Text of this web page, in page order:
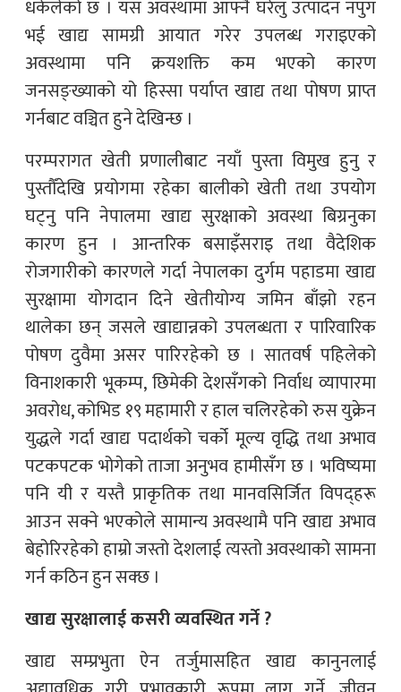
धकेलेको छ । यस अवस्थामा आफ्नै घरेलु उत्पादन नपुग
भई खाद्य सामग्री आयात गरेर उपलब्ध गराइएको
अवस्थामा पनि क्रयशक्ति कम भएको कारण
जनसङ्ख्याको यो हिस्सा पर्याप्त खाद्य तथा पोषण प्राप्त
गर्नबाट वञ्चित हुने देखिन्छ ।
परम्परागत खेती प्रणालीबाट नयाँ पुस्ता विमुख हुनु र
पुस्तौँदेखि प्रयोगमा रहेका बालीको खेती तथा उपयोग
घट्नु पनि नेपालमा खाद्य सुरक्षाको अवस्था बिग्रनुका
कारण हुन । आन्तरिक बसाइँसराइ तथा वैदेशिक
रोजगारीको कारणले गर्दा नेपालका दुर्गम पहाडमा खाद्य
सुरक्षामा योगदान दिने खेतीयोग्य जमिन बाँझो रहन
थालेका छन् जसले खाद्यान्नको उपलब्धता र पारिवारिक
पोषण दुवैमा असर पारिरहेको छ । सातवर्ष पहिलेको
विनाशकारी भूकम्प, छिमेकी देशसँगको निर्वाध व्यापारमा
अवरोध, कोभिड १९ महामारी र हाल चलिरहेको रुस युक्रेन
युद्धले गर्दा खाद्य पदार्थको चर्को मूल्य वृद्धि तथा अभाव
पटकपटक भोगेको ताजा अनुभव हामीसँग छ । भविष्यमा
पनि यी र यस्तै प्राकृतिक तथा मानवसिर्जित विपद्हरू
आउन सक्ने भएकोले सामान्य अवस्थामै पनि खाद्य अभाव
बेहोरिरहेको हाम्रो जस्तो देशलाई त्यस्तो अवस्थाको सामना
गर्न कठिन हुन सक्छ ।
खाद्य सुरक्षालाई कसरी व्यवस्थित गर्ने ?
खाद्य सम्प्रभुता ऐन तर्जुमासहित खाद्य कानुनलाई